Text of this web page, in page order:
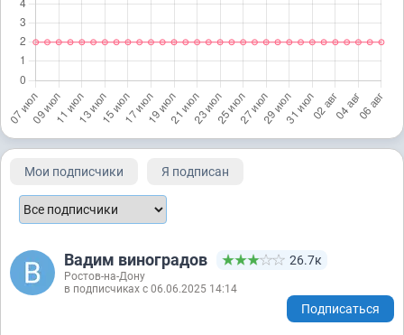
Мои подписчики Я подписан
Вадим виноградов 26.7к
Ростов-на-Дону
в подписчиках с 06.06.2025 14:14
Подписаться